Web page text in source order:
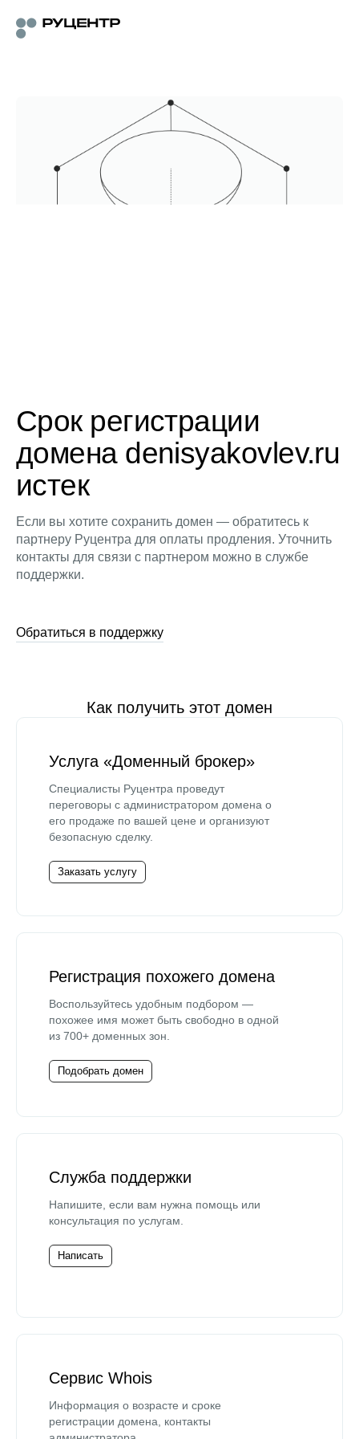
Срок регистрации
домена denisyakovlev.ru
истек
Если вы хотите сохранить домен — обратитесь к
партнеру Руцентра для оплаты продления. Уточнить
контакты для связи с партнером можно в службе
поддержки.
Обратиться в поддержку
Как получить этот домен
Услуга «Доменный брокер»
Специалисты Руцентра проведут
переговоры с администратором домена о
его продаже по вашей цене и организуют
безопасную сделку.
Заказать услугу
Регистрация похожего домена
Воспользуйтесь удобным подбором —
похожее имя может быть свободно в одной
из 700+ доменных зон.
Подобрать домен
Служба поддержки
Напишите, если вам нужна помощь или
консультация по услугам.
Написать
Сервис Whois
Информация о возрасте и сроке
регистрации домена, контакты